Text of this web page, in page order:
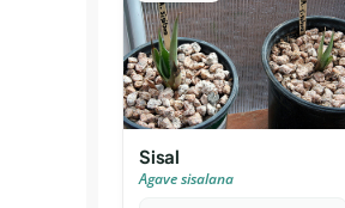
Sisal
Agave sisalana